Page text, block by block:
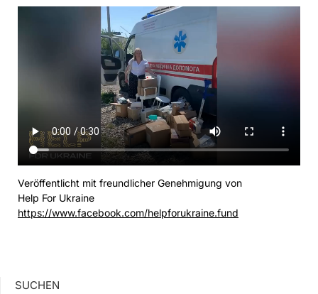
Veröffentlicht mit freundlicher Genehmigung von
Help For Ukraine
https://www.facebook.com/helpforukraine.fund
SUCHEN